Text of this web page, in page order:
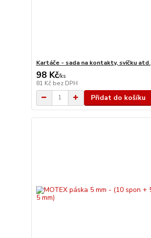
Kartáče - sada na kontakty, svíčku atd.
98 Kč/ks
81 Kč bez DPH
Přidat do košíku